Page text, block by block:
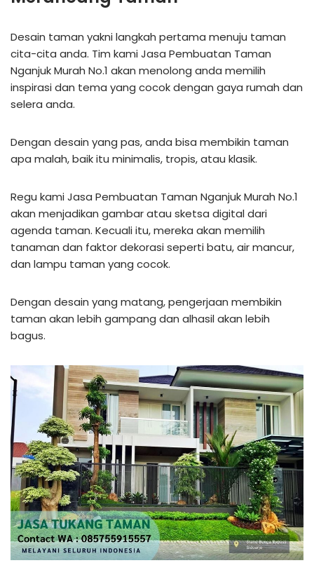
Desain taman yakni langkah pertama menuju taman
cita-cita anda. Tim kami Jasa Pembuatan Taman
Nganjuk Murah No.1 akan menolong anda memilih
inspirasi dan tema yang cocok dengan gaya rumah dan
selera anda.
Dengan desain yang pas, anda bisa membikin taman
apa malah, baik itu minimalis, tropis, atau klasik.
Regu kami Jasa Pembuatan Taman Nganjuk Murah No.1
akan menjadikan gambar atau sketsa digital dari
agenda taman. Kecuali itu, mereka akan memilih
tanaman dan faktor dekorasi seperti batu, air mancur,
dan lampu taman yang cocok.
Dengan desain yang matang, pengerjaan membikin
taman akan lebih gampang dan alhasil akan lebih
bagus.